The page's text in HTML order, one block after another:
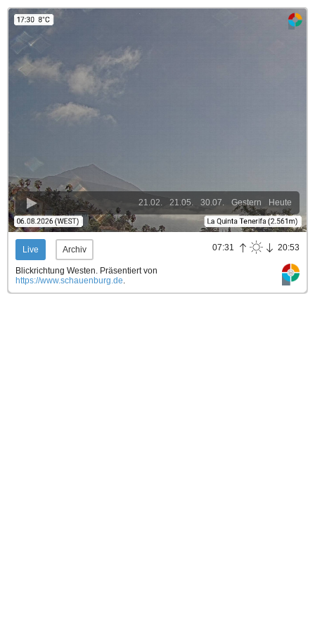
Heute
Gestern
30.07.
21.05.
21.02.
Live Archiv 07:31 20:53
Blickrichtung Westen. Präsentiert von
https://www.schauenburg.de.